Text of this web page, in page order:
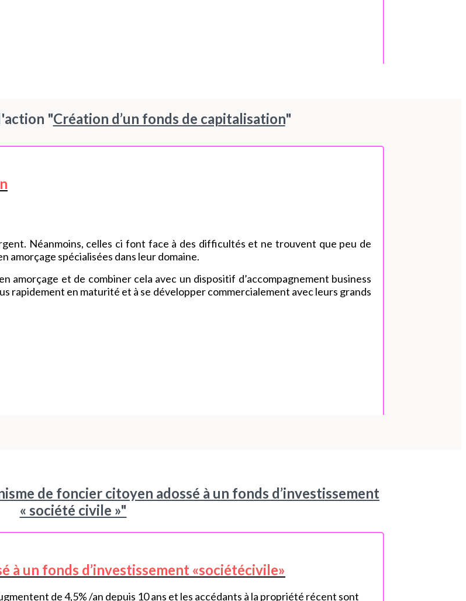
"Création d’un fonds de capitalisation"
Néanmoins, celles ci font face à des difficultés et ne trouvent que peu de
amorçage spécialisées dans leur domaine.
amorçage et de combiner cela avec un dispositif d’accompagnement business
rapidement en maturité et à se développer commercialement avec leurs grands
de foncier citoyen adossé à un fonds d’investissement
« société civile »"
à un fonds d’investissement «sociétécivile»
de 4,5% /an depuis 10 ans et les accédants à la propriété récent sont